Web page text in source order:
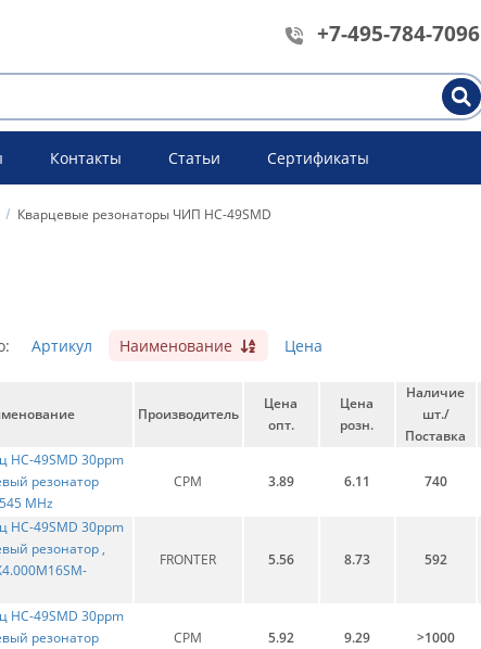
+7-495-784-7096
Контакты Статьи Сертификаты
Кварцевые резонаторы ЧИП HC-49SMD
Артикул Наименование Цена
Производитель
Цена
опт.
Цена
розн.
Наличие
шт./
Поставка
HC-49SMD 30ppm
резонатop
MHz
CPM 3.89 6.11 740
HC-49SMD 30ppm
резонатор ,
FRONTER 5.56 8.73 592
HC-49SMD 30ppm
резонатор
CPM 5.92 9.29 >1000